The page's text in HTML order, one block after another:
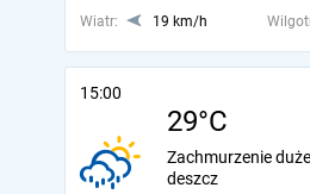
Wiatr:
19 km/h
15:00
29°C
Zachmurzenie
deszcz